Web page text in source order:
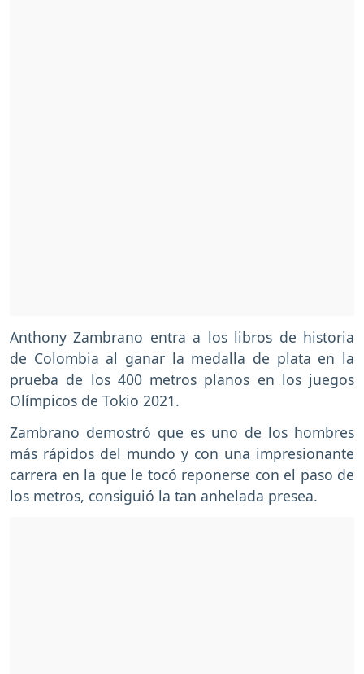
Anthony Zambrano entra a los libros de historia
de Colombia al ganar la medalla de plata en la
prueba de los 400 metros planos en los juegos
Olímpicos de Tokio 2021.
Zambrano demostró que es uno de los hombres
más rápidos del mundo y con una impresionante
carrera en la que le tocó reponerse con el paso de
los metros, consiguió la tan anhelada presea.